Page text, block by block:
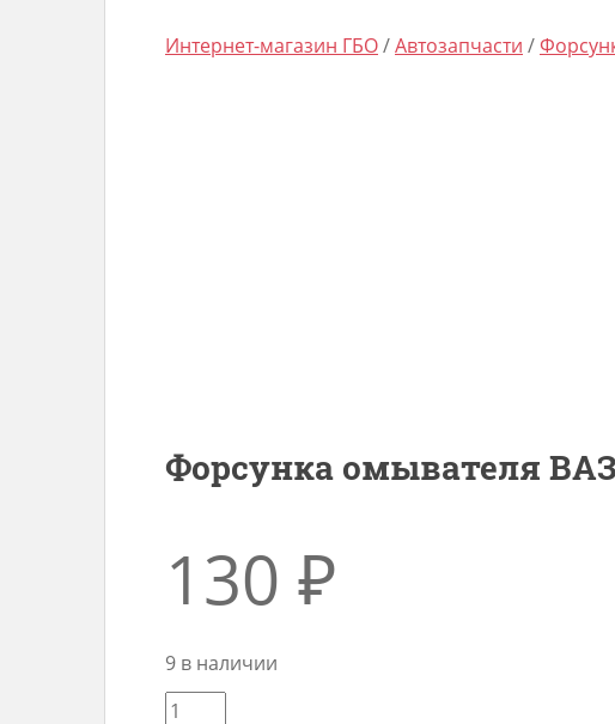
Интернет-магазин ГБО/Автозапчасти /
Форсунка омывателя ВАЗ
130 ₽
9 в наличии
Количество